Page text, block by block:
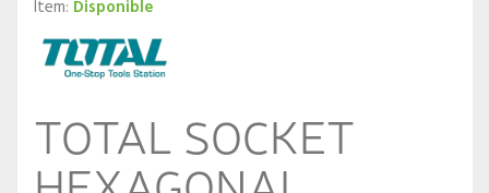
Item: Disponible
TOTAL SOCKET